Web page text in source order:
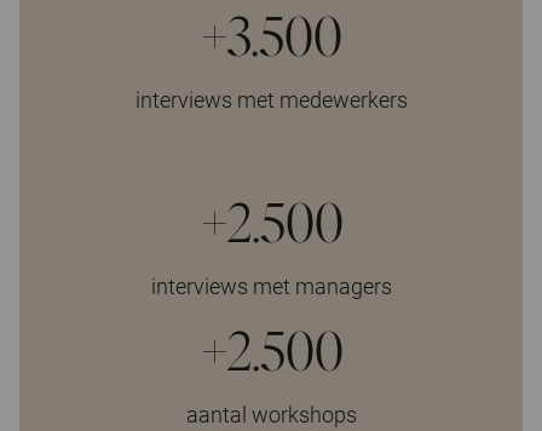
+3.500
interviews met medewerkers
+2.500
interviews met managers
+2.500
aantal workshops